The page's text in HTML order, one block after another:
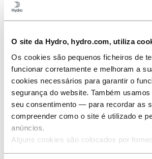
O site da Hydro, hydro.com, utiliza
Os cookies são pequenos ficheiros de
funcionar corretamente e melhoram a
cookies necessários para garantir o
segurança do website. Também
seu consentimento — para recordar as
compreender como o site é utilizado e
anúncios.
Alguns cookies são colocados por
Offshore
Gestão térmica
Petróleo e gás
Design industrial
Infraestruturas
Engenharia em geral
Sobre alumínio
Inovação e P&D
Alumínio
Indústrias que servimos
Solar e energia
Eólicas